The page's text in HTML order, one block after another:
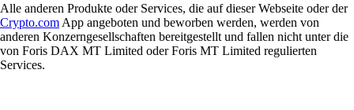
Alle anderen Produkte oder Services, die auf dieser Webseite oder der
Crypto.com App angeboten und beworben werden, werden von
anderen Konzerngesellschaften bereitgestellt und fallen nicht unter die
von Foris DAX MT Limited oder Foris MT Limited regulierten
Services.